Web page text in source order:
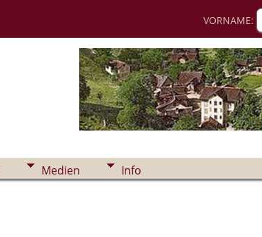
VORNAME:
Medien Info